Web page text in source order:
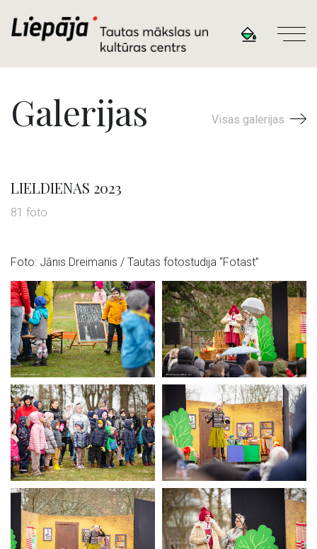
Galerijas Visas galerijas
LIELDIENAS 2023
81 foto
Foto: Jānis Dreimanis / Tautas fotostudija “Fotast”